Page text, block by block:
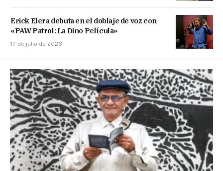
Erick Elera debuta en el doblaje de voz con
«PAW Patrol: La Dino Película»
17 de julio de 2026